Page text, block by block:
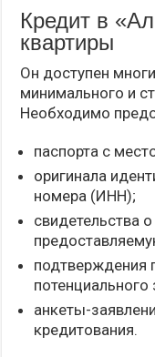
Кредит в
квартиры
Он доступен
минимального и
Необходимо
паспорта с
оригинала
номера (ИНН);
свидетельства
подтверждения
анкеты-
кредитования.